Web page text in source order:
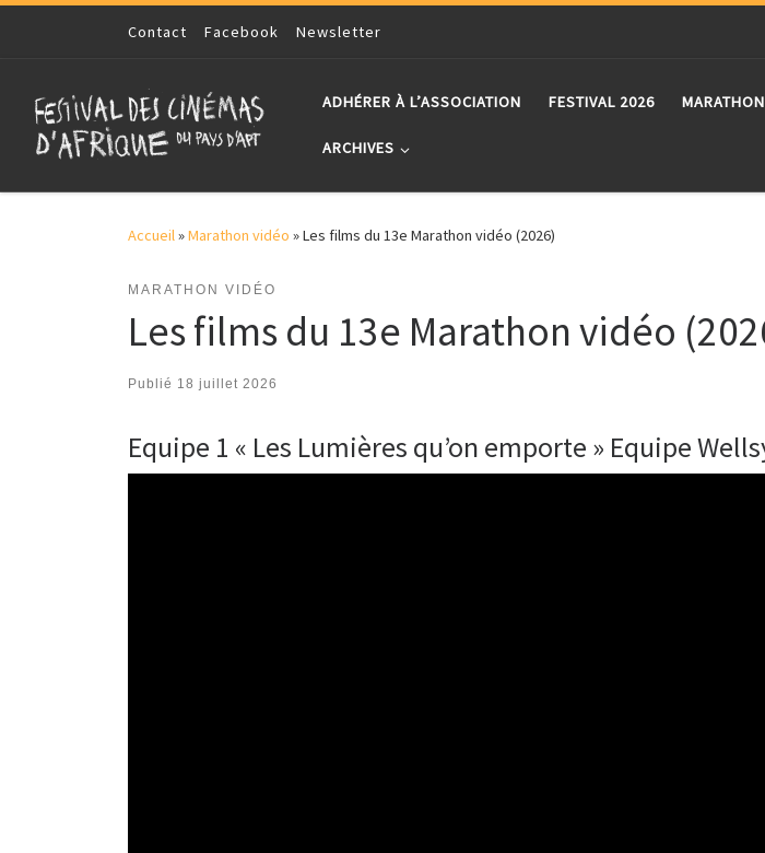
Skip to contentContact Facebook Newsletter
ADHÉRER À L’ASSOCIATION FESTIVAL 2026
ARCHIVES
Accueil»Marathon vidéo »Les films du 13e Marathon vidéo (2026)
MARATHON VIDÉO
Les films du 13e Marathon vidéo
Publié 18 juillet 2026
Equipe 1 « Les Lumières qu’on emporte » Equipe